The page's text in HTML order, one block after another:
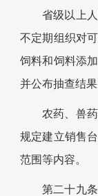
省级以上
不定期组织对
饲料和饲料添
并公布抽查结果
农药、兽
规定建立销售
范围等内容。
第二十九